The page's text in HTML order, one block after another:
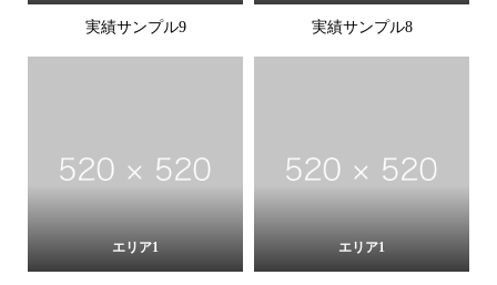
実績サンプル9 実績サンプル8
エリア1 エリア1